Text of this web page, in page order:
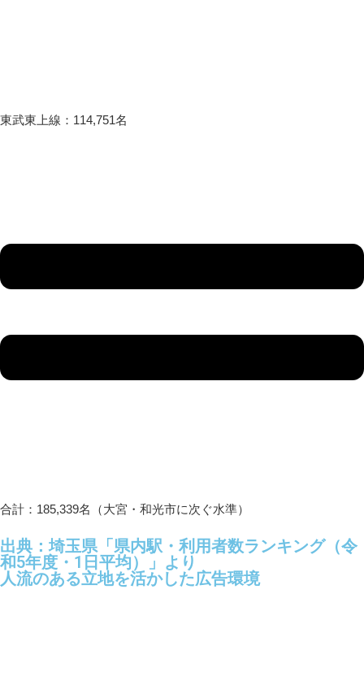
東武東上線：114,751名
合計：185,339名（大宮・和光市に次ぐ水準）
出典：埼玉県「県内駅・利用者数ランキング（令
和5年度・1日平均）」より
人流のある立地を活かした広告環境